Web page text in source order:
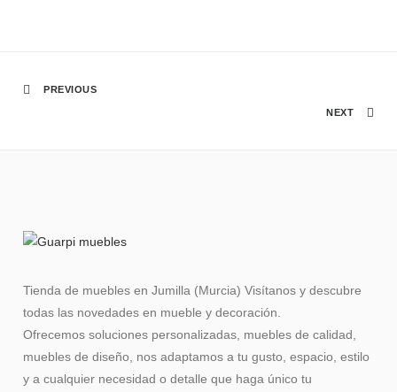
PREVIOUS
NEXT
Tienda de muebles en Jumilla (Murcia) Visítanos y descubre
todas las novedades en mueble y decoración.
Ofrecemos soluciones personalizadas, muebles de calidad,
muebles de diseño, nos adaptamos a tu gusto, espacio, estilo
y a cualquier necesidad o detalle que haga único tu